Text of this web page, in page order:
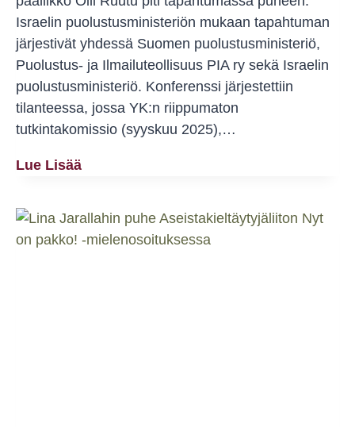
Israelin puolustusministeriön mukaan tapahtuman
järjestivät yhdessä Suomen puolustusministeriö,
Puolustus- ja Ilmailuteollisuus PIA ry sekä Israelin
puolustusministeriö. Konferenssi järjestettiin
tilanteessa, jossa YK:n riippumaton
tutkintakomissio (syyskuu 2025),…
Lue Lisää
Olla
Kansanmurhan